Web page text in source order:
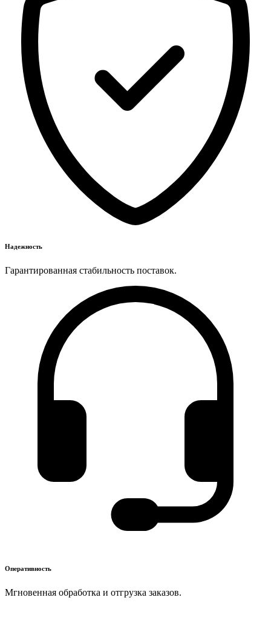
Надежность
Гарантированная стабильность поставок.
Оперативность
Мгновенная обработка и отгрузка заказов.